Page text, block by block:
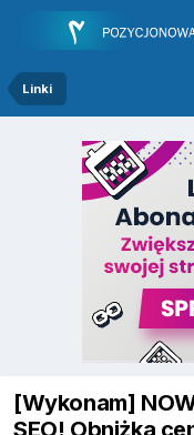
Linki
[Wykonam]
SEO! Obniżka